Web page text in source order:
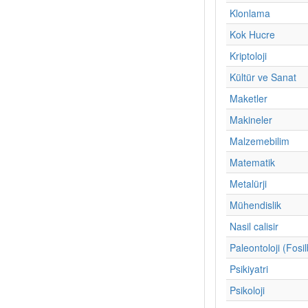
Klonlama
Kok Hucre
Kriptoloji
Kültür ve Sanat
Maketler
Makineler
Malzemebilim
Matematik
Metalürji
Mühendislik
Nasil calisir
Paleontoloji
Psikiyatri
Psikoloji